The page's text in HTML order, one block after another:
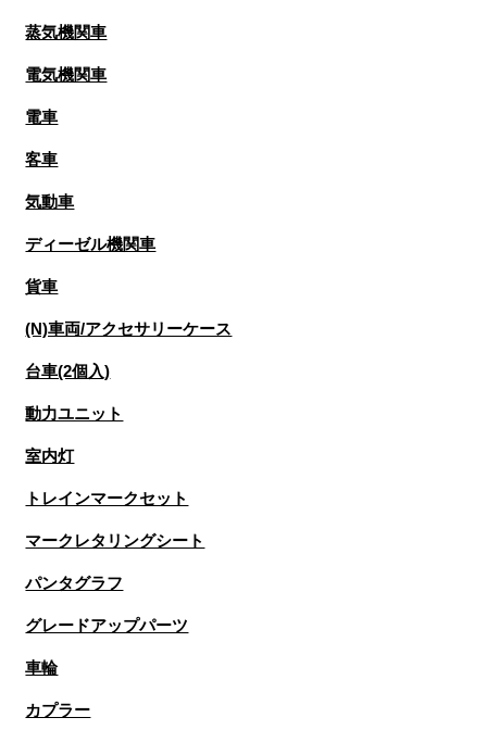
蒸気機関車
電気機関車
電車
客車
気動車
ディーゼル機関車
貨車
(N)車両/アクセサリーケース
台車(2個入)
動力ユニット
室内灯
トレインマークセット
マークレタリングシート
パンタグラフ
グレードアップパーツ
車輪
カプラー